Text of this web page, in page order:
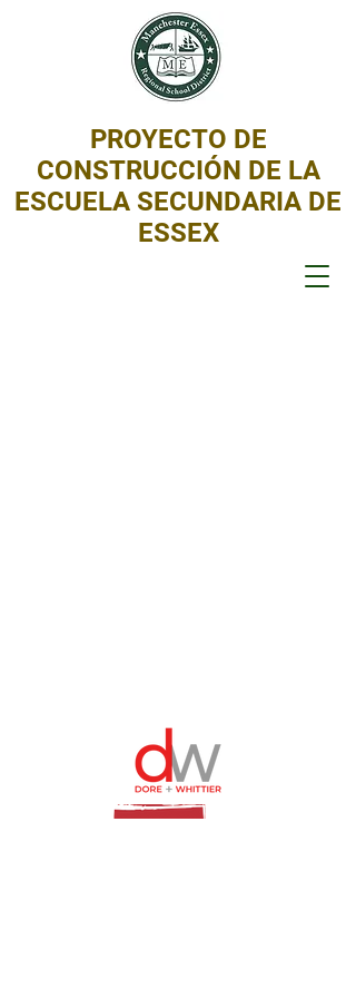
PROYECTO DE
CONSTRUCCIÓN DE LA
ESCUELA SECUNDARIA DE
ESSEX